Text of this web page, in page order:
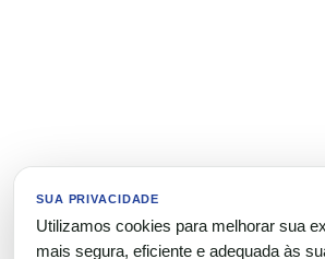
SUA PRIVACIDADE
Utilizamos cookies para melhorar sua
mais segura, eficiente e adequada às